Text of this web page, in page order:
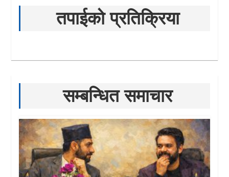
तपाईको प्रतिक्रिया
सम्बन्धित समाचार